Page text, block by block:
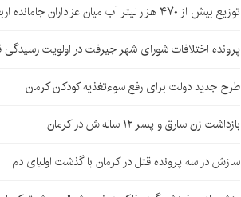
توزیع بیش از ۴۷۰ هزار لیتر آب میان عزاداران جامانده اربعین در کرمان
پرونده اختلافات شورای شهر جیرفت در اولویت
طرح جدید دولت برای رفع سوءتغذیه کودکان کرمان
بازداشت زن سارق و پسر ۱۲ ساله‌اش در کرمان
سازش در سه پرونده قتل در کرمان با گذشت اولیای دم